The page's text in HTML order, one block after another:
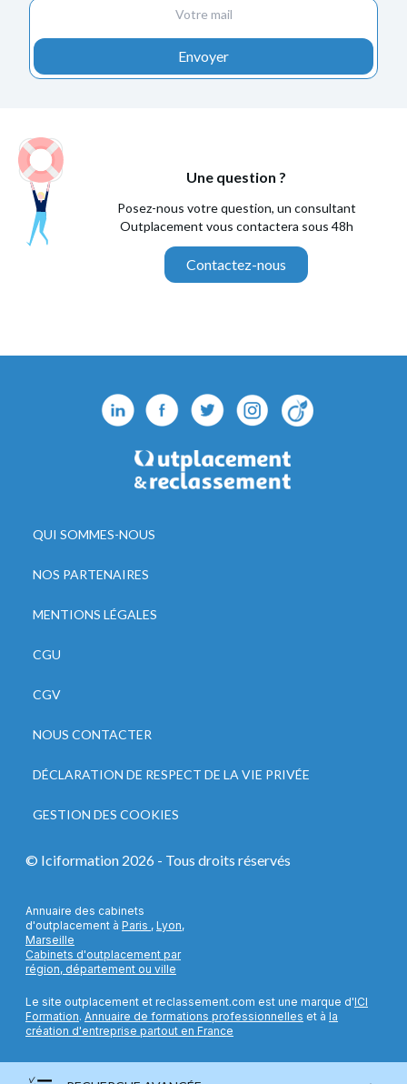
Envoyer
Une question ?
Posez-nous votre question, un consultant
Outplacement vous contactera sous 48h
Contactez-nous
QUI SOMMES-NOUS
NOS PARTENAIRES
MENTIONS LÉGALES
CGU
CGV
NOUS CONTACTER
DÉCLARATION DE RESPECT DE LA VIE PRIVÉE
GESTION DES COOKIES
© Iciformation 2026 - Tous droits réservés
Annuaire des cabinets
d'outplacement à Paris , Lyon,
Marseille
Cabinets d'outplacement par
région, département ou ville
Le site outplacement et reclassement.com est une marque d'ICI
Formation. Annuaire de formations professionnelles et à la
création d'entreprise partout en France